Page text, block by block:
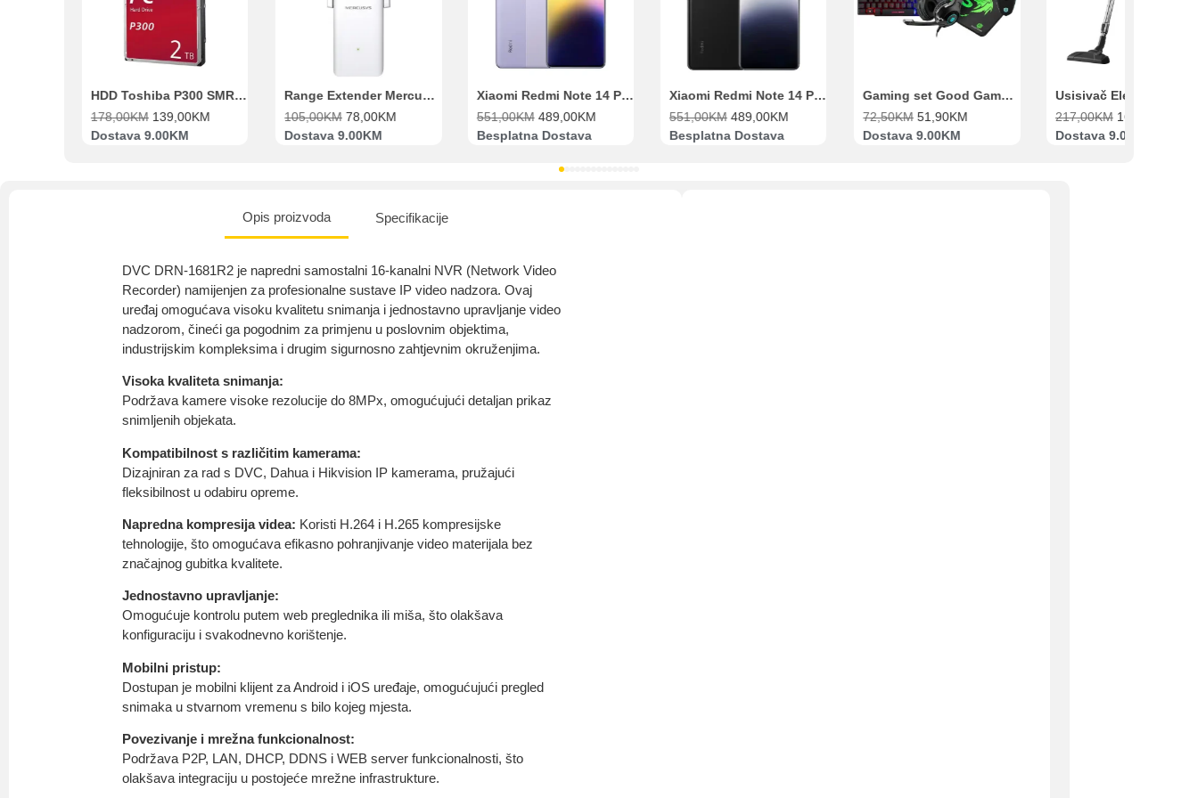
HDD Toshiba P300 SMR 3.5″ 2TB SATA III
178,00KM 139,00KM
Dostava 9.00KM
Range Extender Mercusys AX3000 ME80X Wi-Fi 6
105,00KM 78,00KM
Dostava 9.00KM
Xiaomi Redmi Note 14 Pro 8GB 256GB Ljubičasti
551,00KM 489,00KM
Besplatna Dostava
Xiaomi Redmi Note 14 Pro 8GB 256GB Crni
551,00KM 489,00KM
Besplatna Dostava
Gaming set Good Game Tastatura, Miš, Slušalice i podloga za miš
72,50KM 51,90KM
Dostava 9.00KM
217,00KM 169,00
Dostava 9.00KM
Opis proizvoda Specifikacije
DVC DRN-1681R2 je napredni samostalni 16-kanalni NVR (Network Video
Recorder) namijenjen za profesionalne sustave IP video nadzora. Ovaj
uređaj omogućava visoku kvalitetu snimanja i jednostavno upravljanje video
nadzorom, čineći ga pogodnim za primjenu u poslovnim objektima,
industrijskim kompleksima i drugim sigurnosno zahtjevnim okruženjima.
Visoka kvaliteta snimanja:
Podržava kamere visoke rezolucije do 8MPx, omogućujući detaljan prikaz
snimljenih objekata.
Kompatibilnost s različitim kamerama:
Dizajniran za rad s DVC, Dahua i Hikvision IP kamerama, pružajući
fleksibilnost u odabiru opreme.
Napredna kompresija videa: Koristi H.264 i H.265 kompresijske
tehnologije, što omogućava efikasno pohranjivanje video materijala bez
značajnog gubitka kvalitete.
Jednostavno upravljanje:
Omogućuje kontrolu putem web preglednika ili miša, što olakšava
konfiguraciju i svakodnevno korištenje.
Mobilni pristup:
Dostupan je mobilni klijent za Android i iOS uređaje, omogućujući pregled
snimaka u stvarnom vremenu s bilo kojeg mjesta.
Povezivanje i mrežna funkcionalnost:
Podržava P2P, LAN, DHCP, DDNS i WEB server funkcionalnosti, što
olakšava integraciju u postojeće mrežne infrastrukture.